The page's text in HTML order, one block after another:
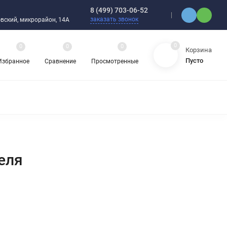
микрорайон, 14А
8 (499) 703-06-52
заказать звонок
0
Сравнение
0
Просмотренные
0 0
Корзина
Пусто
И ШЛАНГИ